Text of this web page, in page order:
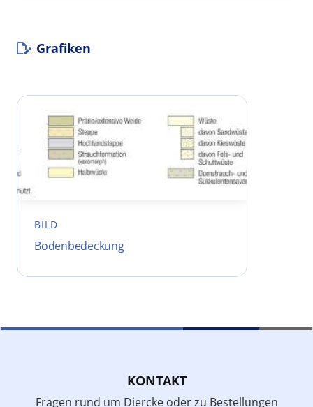
Grafiken
BILD
Bodenbedeckung
KONTAKT
Fragen rund um Diercke oder zu Bestellungen